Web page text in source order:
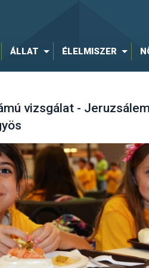
ÁLLAT ÉLELMISZER
vizsgálat -